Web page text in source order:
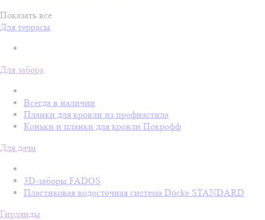
Показать все
Для террасы
Для забора
Всегда в наличии
Планки для кровли из профнастила
Коньки и планки для кровли Покрофф
Для дачи
3D-заборы FADOS
Пластиковая водосточная система Döcke STANDARD
Гирлянды